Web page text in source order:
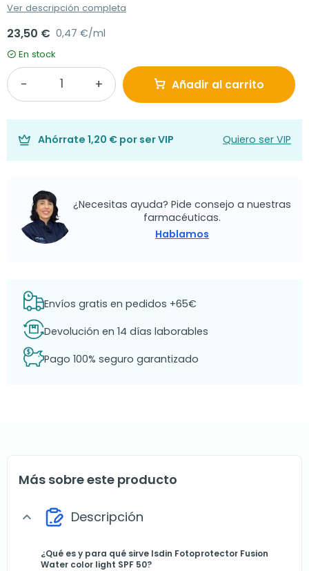
Ver descripción completa
23,50 € 0,47 €/ml
En stock
Añadir al carrito
Ahórrate 1,20 € por ser VIP Quiero ser VIP
¿Necesitas ayuda? Pide consejo a nuestras
farmacéuticas.
Hablamos
Envíos gratis en pedidos +65€
Devolución en 14 días laborables
Pago 100% seguro garantizado
Más sobre este producto
expand_more Descripción
¿Qué es y para qué sirve Isdin Fotoprotector Fusion
Water color light SPF 50?